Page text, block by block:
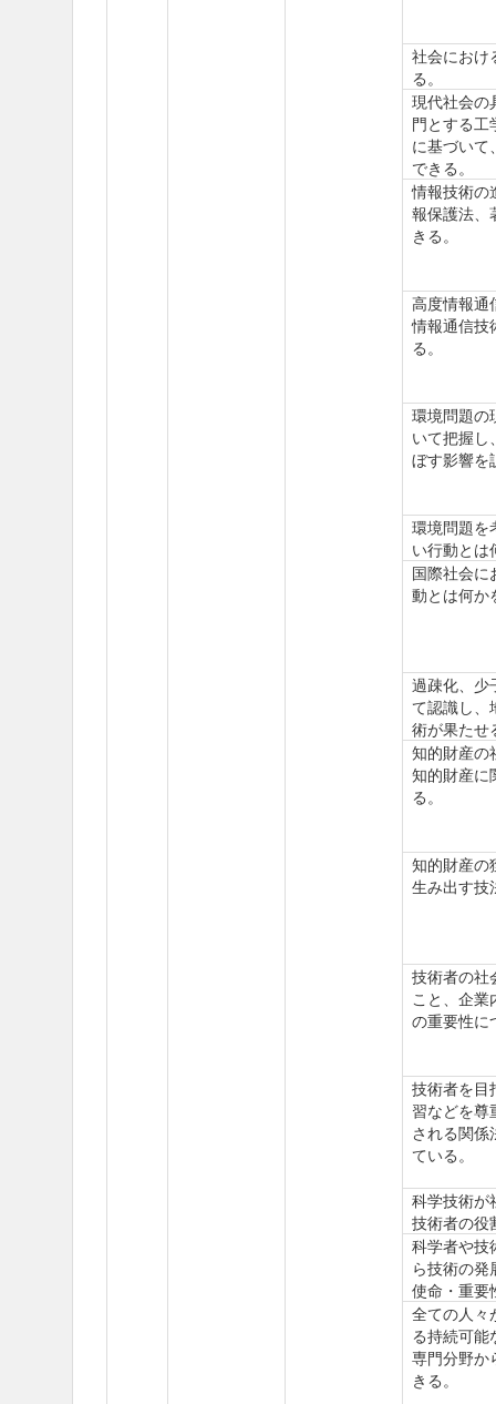
社会におけ
る。
現代社会の
門とする工
に基づいて
できる。
情報技術の
報保護法、
きる。
高度情報通
情報通信技
る。
環境問題の
いて把握し
ぼす影響を
環境問題を
い行動とは
国際社会に
動とは何か
過疎化、少
て認識し、
術が果たせ
知的財産の
知的財産に
る。
知的財産の
生み出す技
技術者の社
こと、企業
の重要性に
技術者を目
習などを尊
される関係
ている。
科学技術が
技術者の役
科学者や技
ら技術の
使命・重要
全ての人々
る持続可能
専門分野か
きる。